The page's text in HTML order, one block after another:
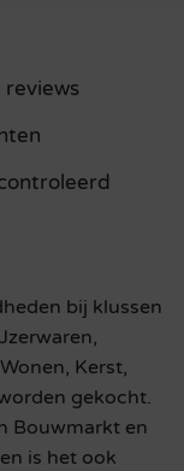
bij klussen
Kerst,
gekocht.
Bouwmarkt en
is het ook